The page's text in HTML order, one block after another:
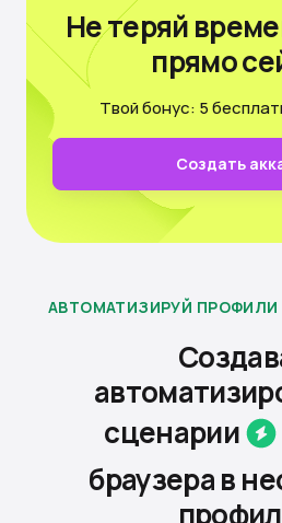
Не теряй
прямо
Твой бонус: 5
Создать
АВТОМАТИЗИРУЙ ПРОФИЛИ
сценарии
браузерав